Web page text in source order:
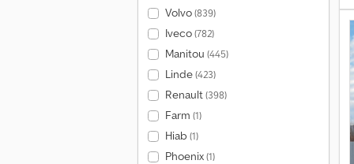
Volvo(839)
Iveco(782)
Manitou (445)
Linde(423)
Renault(398)
Farm (1)
Hiab (1)
Phoenix(1)